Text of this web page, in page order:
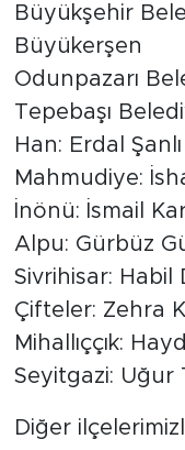
Büyükşehir
Büyükerşen
Odunpazarı
Tepebaşı
Han: Erdal Şanlı
Mahmudiye:
İnönü: İsmail
Alpu: Gürbüz
Sivrihisar: Habil
Çifteler: Zehra
Mihallıççık:
Seyitgazi: Uğur
Diğer